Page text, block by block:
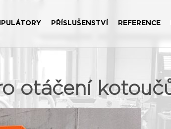
PŘÍSLUŠENSTVÍ REFERENCE
otáčení